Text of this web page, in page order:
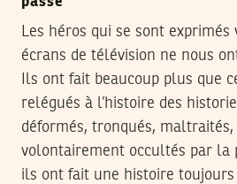
Les héros qui se sont exprimés
écrans de télévision ne nous
Ils ont fait beaucoup plus que
relégués à l’histoire des
déformés, tronqués, maltraités,
volontairement occultés par la
ils ont fait une histoire